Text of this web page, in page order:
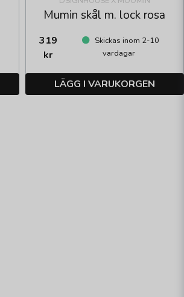
Mumin skål m. lock rosa
319
kr
Skickas inom 2-10
vardagar
LÄGG I VARUKORGEN